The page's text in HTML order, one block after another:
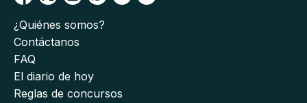
¿Quiénes somos?
Contáctanos
FAQ
El diario de hoy
Reglas de concursos